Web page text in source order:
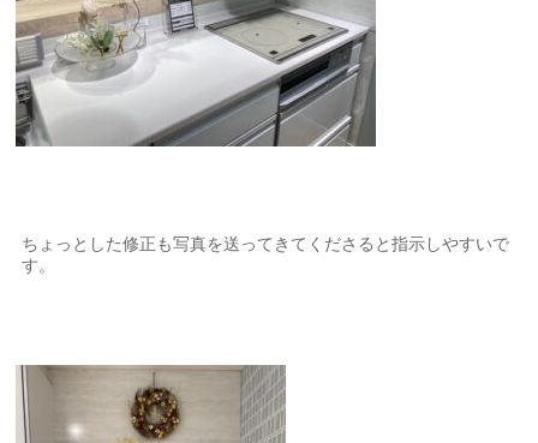
ちょっとした修正も写真を送ってきてくださると指示しやすいで
す。